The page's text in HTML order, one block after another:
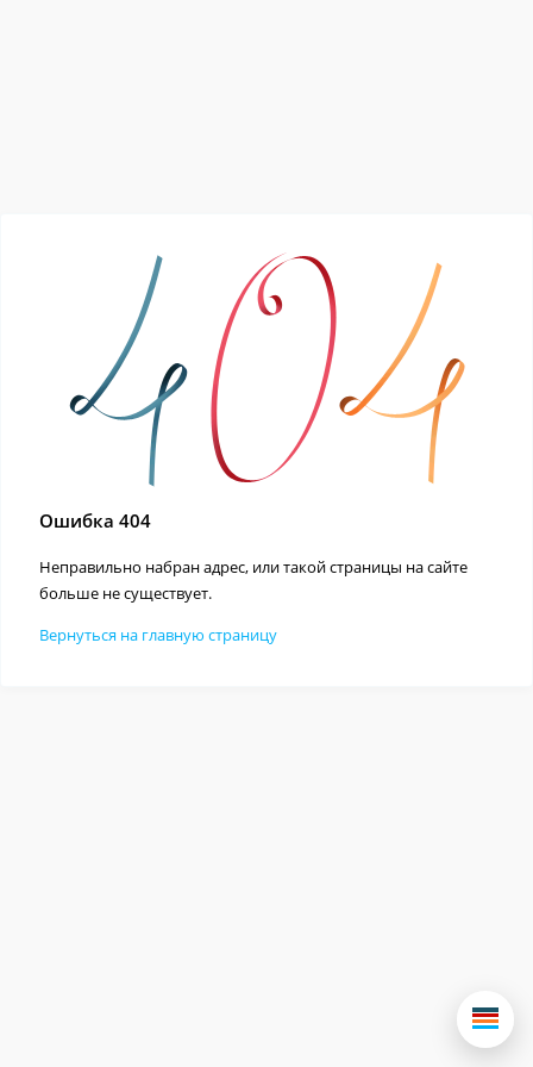
Ошибка 404
Неправильно набран адрес, или такой страницы на сайте
больше не существует.
Вернуться на главную страницу